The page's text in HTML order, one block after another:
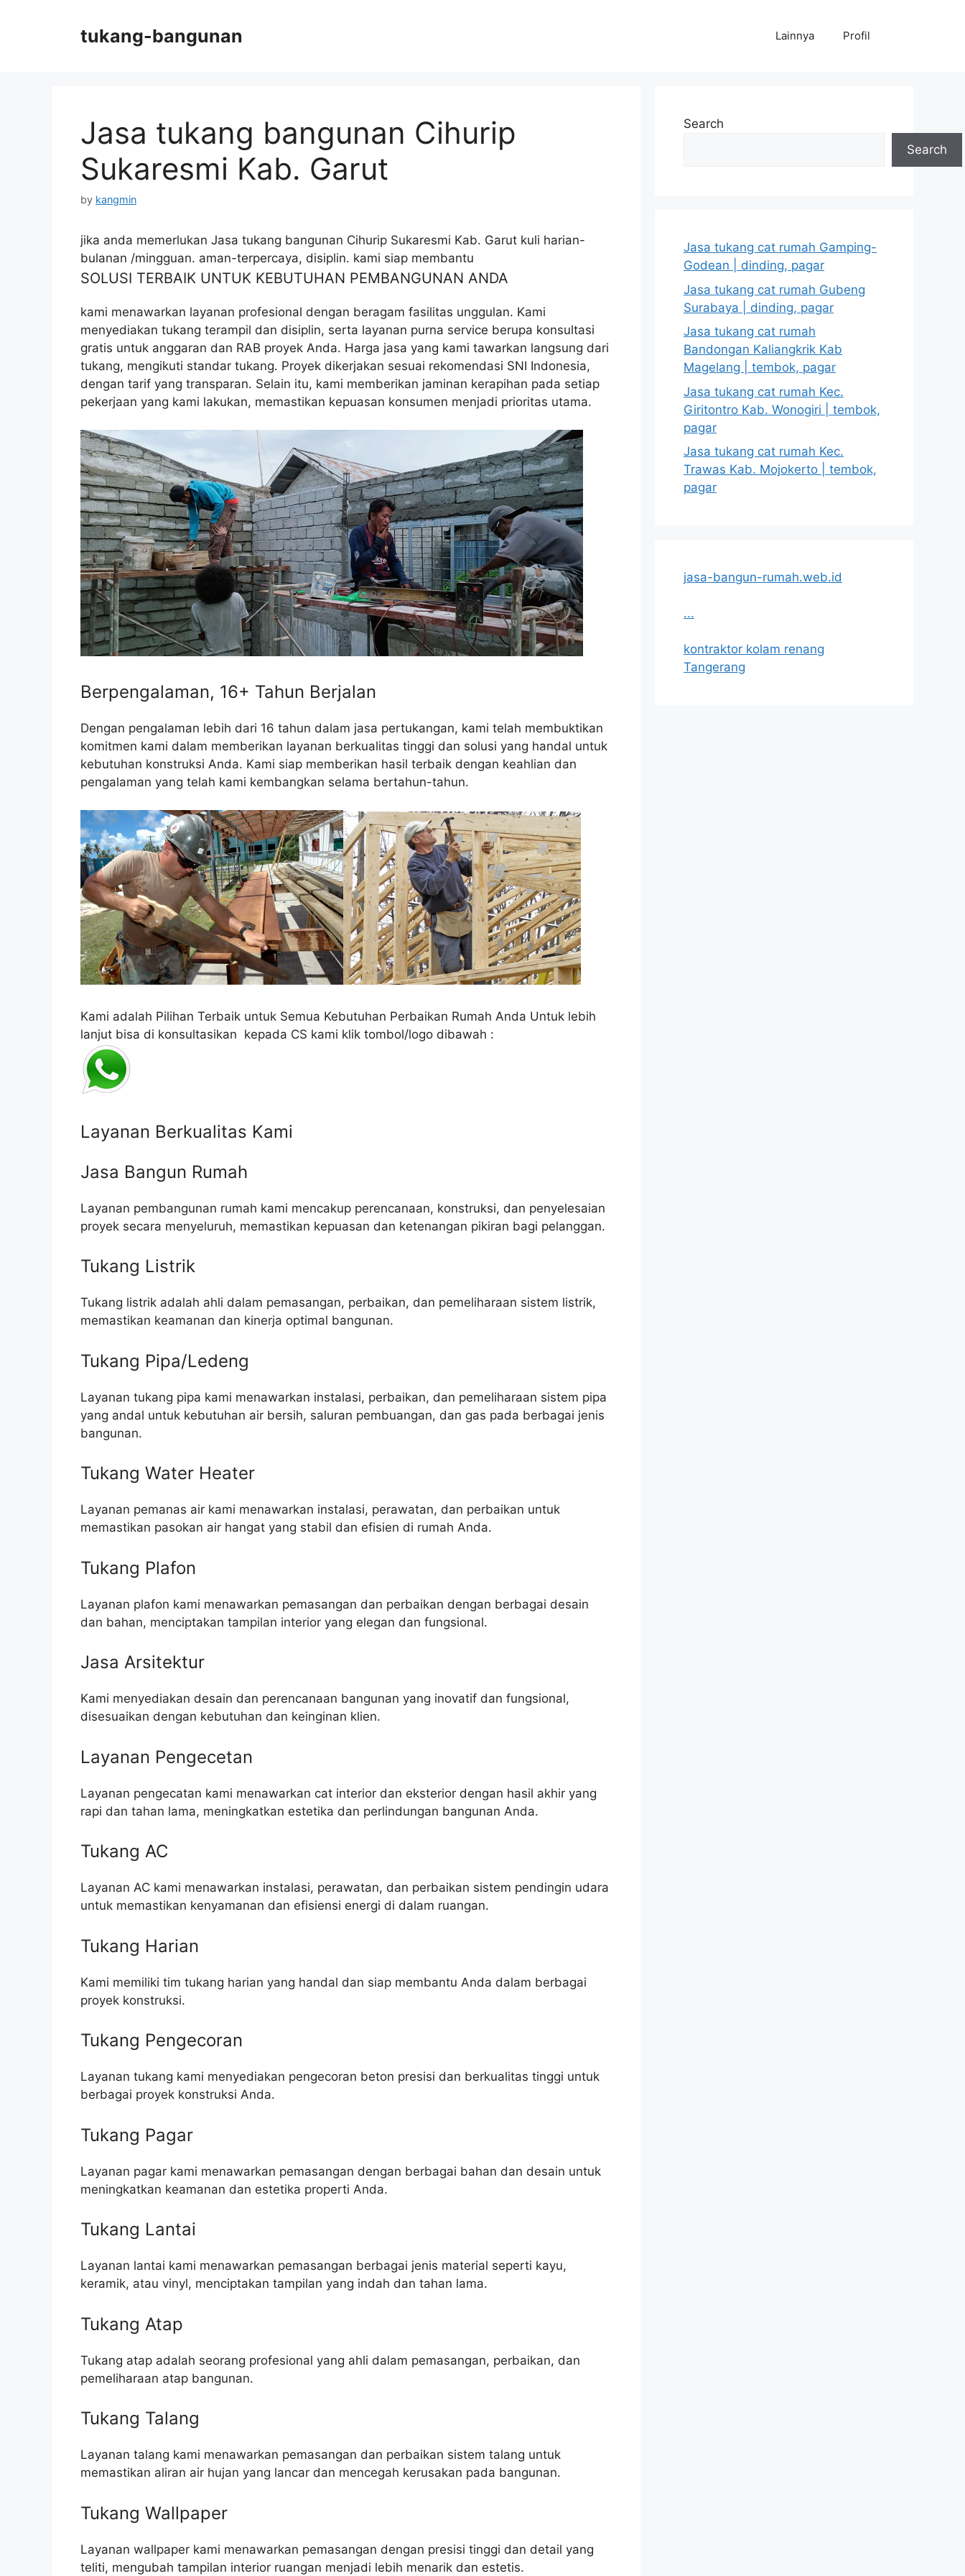
tukang-bangunan Lainnya Profil
Jasa tukang bangunan Cihurip
Sukaresmi Kab. Garut
by kangmin
jika anda memerlukan Jasa tukang bangunan Cihurip Sukaresmi Kab. Garut kuli harian-
bulanan /mingguan. aman-terpercaya, disiplin. kami siap membantu
SOLUSI TERBAIK UNTUK KEBUTUHAN PEMBANGUNAN ANDA
kami menawarkan layanan profesional dengan beragam fasilitas unggulan. Kami
menyediakan tukang terampil dan disiplin, serta layanan purna service berupa konsultasi
gratis untuk anggaran dan RAB proyek Anda. Harga jasa yang kami tawarkan langsung dari
tukang, mengikuti standar tukang. Proyek dikerjakan sesuai rekomendasi SNI Indonesia,
dengan tarif yang transparan. Selain itu, kami memberikan jaminan kerapihan pada setiap
pekerjaan yang kami lakukan, memastikan kepuasan konsumen menjadi prioritas utama.
Berpengalaman, 16+ Tahun Berjalan
Dengan pengalaman lebih dari 16 tahun dalam jasa pertukangan, kami telah membuktikan
komitmen kami dalam memberikan layanan berkualitas tinggi dan solusi yang handal untuk
kebutuhan konstruksi Anda. Kami siap memberikan hasil terbaik dengan keahlian dan
pengalaman yang telah kami kembangkan selama bertahun-tahun.
Kami adalah Pilihan Terbaik untuk Semua Kebutuhan Perbaikan Rumah Anda Untuk lebih
lanjut bisa di konsultasikan kepada CS kami klik tombol/logo dibawah :
Layanan Berkualitas Kami
Jasa Bangun Rumah
Layanan pembangunan rumah kami mencakup perencanaan, konstruksi, dan penyelesaian
proyek secara menyeluruh, memastikan kepuasan dan ketenangan pikiran bagi pelanggan.
Tukang Listrik
Tukang listrik adalah ahli dalam pemasangan, perbaikan, dan pemeliharaan sistem listrik,
memastikan keamanan dan kinerja optimal bangunan.
Tukang Pipa/Ledeng
Layanan tukang pipa kami menawarkan instalasi, perbaikan, dan pemeliharaan sistem pipa
yang andal untuk kebutuhan air bersih, saluran pembuangan, dan gas pada berbagai jenis
bangunan.
Tukang Water Heater
Layanan pemanas air kami menawarkan instalasi, perawatan, dan perbaikan untuk
memastikan pasokan air hangat yang stabil dan efisien di rumah Anda.
Tukang Plafon
Layanan plafon kami menawarkan pemasangan dan perbaikan dengan berbagai desain
dan bahan, menciptakan tampilan interior yang elegan dan fungsional.
Jasa Arsitektur
Kami menyediakan desain dan perencanaan bangunan yang inovatif dan fungsional,
disesuaikan dengan kebutuhan dan keinginan klien.
Layanan Pengecetan
Layanan pengecatan kami menawarkan cat interior dan eksterior dengan hasil akhir yang
rapi dan tahan lama, meningkatkan estetika dan perlindungan bangunan Anda.
Tukang AC
Layanan AC kami menawarkan instalasi, perawatan, dan perbaikan sistem pendingin udara
untuk memastikan kenyamanan dan efisiensi energi di dalam ruangan.
Tukang Harian
Kami memiliki tim tukang harian yang handal dan siap membantu Anda dalam berbagai
proyek konstruksi.
Tukang Pengecoran
Layanan tukang kami menyediakan pengecoran beton presisi dan berkualitas tinggi untuk
berbagai proyek konstruksi Anda.
Tukang Pagar
Layanan pagar kami menawarkan pemasangan dengan berbagai bahan dan desain untuk
meningkatkan keamanan dan estetika properti Anda.
Tukang Lantai
Layanan lantai kami menawarkan pemasangan berbagai jenis material seperti kayu,
keramik, atau vinyl, menciptakan tampilan yang indah dan tahan lama.
Tukang Atap
Tukang atap adalah seorang profesional yang ahli dalam pemasangan, perbaikan, dan
pemeliharaan atap bangunan.
Tukang Talang
Layanan talang kami menawarkan pemasangan dan perbaikan sistem talang untuk
memastikan aliran air hujan yang lancar dan mencegah kerusakan pada bangunan.
Tukang Wallpaper
Layanan wallpaper kami menawarkan pemasangan dengan presisi tinggi dan detail yang
teliti, mengubah tampilan interior ruangan menjadi lebih menarik dan estetis.
Search
Search
Jasa tukang cat rumah Gamping-
Godean | dinding, pagar
Jasa tukang cat rumah Gubeng
Surabaya | dinding, pagar
Jasa tukang cat rumah
Bandongan Kaliangkrik Kab
Magelang | tembok, pagar
Jasa tukang cat rumah Kec.
Giritontro Kab. Wonogiri | tembok,
pagar
Jasa tukang cat rumah Kec.
Trawas Kab. Mojokerto | tembok,
pagar
jasa-bangun-rumah.web.id
...
kontraktor kolam renang
Tangerang